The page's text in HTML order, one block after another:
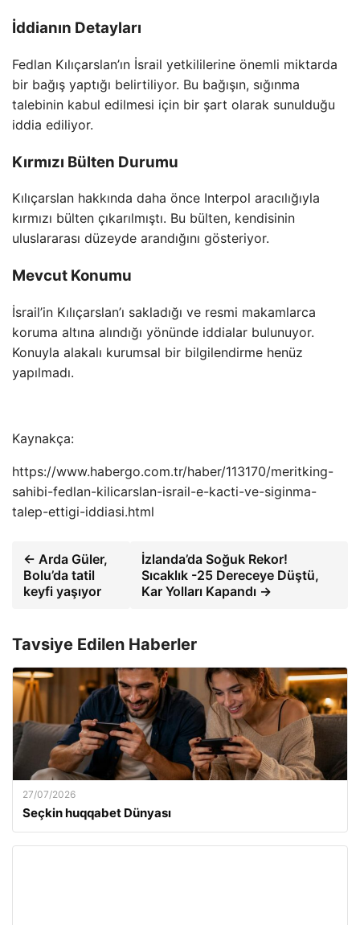
İddianın Detayları
Fedlan Kılıçarslan’ın İsrail yetkililerine önemli miktarda
bir bağış yaptığı belirtiliyor. Bu bağışın, sığınma
talebinin kabul edilmesi için bir şart olarak sunulduğu
iddia ediliyor.
Kırmızı Bülten Durumu
Kılıçarslan hakkında daha önce Interpol aracılığıyla
kırmızı bülten çıkarılmıştı. Bu bülten, kendisinin
uluslararası düzeyde arandığını gösteriyor.
Mevcut Konumu
İsrail’in Kılıçarslan’ı sakladığı ve resmi makamlarca
koruma altına alındığı yönünde iddialar bulunuyor.
Konuyla alakalı kurumsal bir bilgilendirme henüz
yapılmadı.
Kaynakça:
https://www.habergo.com.tr/haber/113170/meritking-
sahibi-fedlan-kilicarslan-israil-e-kacti-ve-siginma-
talep-ettigi-iddiasi.html
← Arda Güler,
Bolu’da tatil
keyfi yaşıyor
İzlanda’da Soğuk Rekor!
Sıcaklık -25 Dereceye Düştü,
Kar Yolları Kapandı →
Tavsiye Edilen Haberler
27/07/2026
Seçkin huqqabet Dünyası